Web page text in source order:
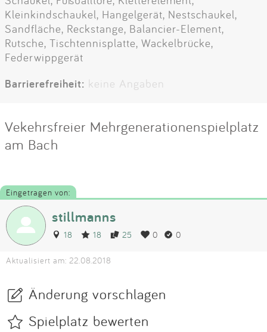
Kleinkindschaukel, Hangelgerät, Nestschaukel,
Sandfläche, Reckstange, Balancier-Element,
Rutsche, Tischtennisplatte, Wackelbrücke,
Federwippgerät
Barrierefreiheit: keine Angaben
Vekehrsfreier Mehrgenerationenspielplatz
am Bach
Eingetragen von:
stillmanns
18 18 25 0 0
Aktualisiert am: 22.08.2018
Änderung vorschlagen
Spielplatz bewerten